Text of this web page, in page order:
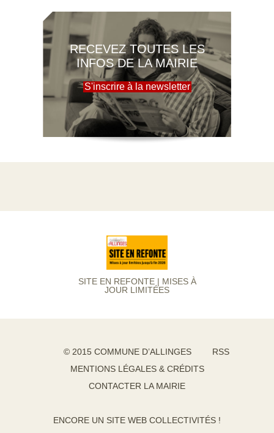
RECEVEZ TOUTES LES
INFOS DE LA MAIRIE
S'inscrire à la newsletter
SITE EN REFONTE | MISES À
JOUR LIMITÉES
© 2015 COMMUNE D’ALLINGES
RSS
MENTIONS LÉGALES & CRÉDITS
CONTACTER LA MAIRIE
ENCORE UN SITE WEB COLLECTIVITÉS !